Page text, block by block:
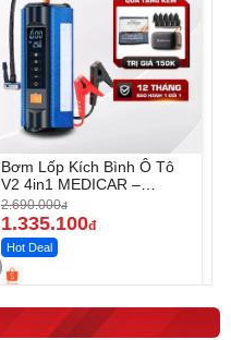
Bơm Lốp Kích Bình Ô Tô
V2 4in1 MEDICAR –
12.000mAh
2.690.000đ
1.335.100đ
Hot Deal
Máy rửa xe cầm tay xịt rửa
cao áp có tạo bọt tuyết